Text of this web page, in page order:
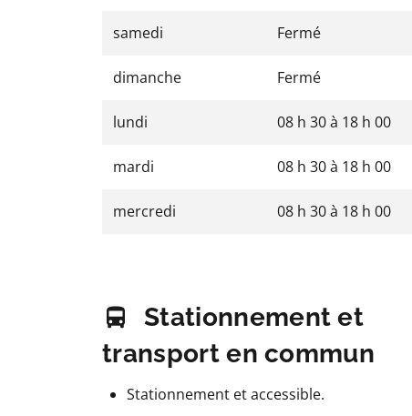
samedi Fermé
dimanche Fermé
lundi 08 h 30à 18 h 00
mardi 08 h 30à 18 h 00
mercredi 08 h 30à 18 h 00
Stationnement et
transport en commun
Stationnement et accessible.